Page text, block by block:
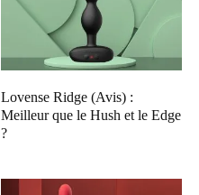
Lovense Ridge (Avis) :
Meilleur que le Hush et le Edge
?